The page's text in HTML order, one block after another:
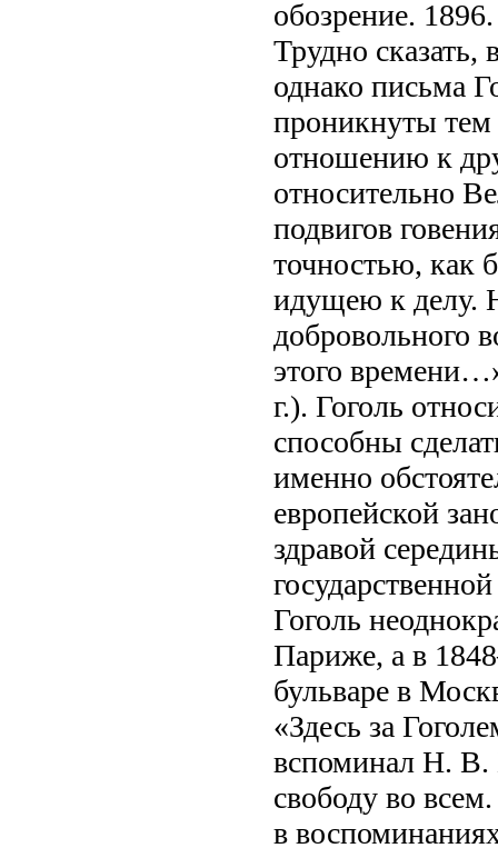
обозрение.
Трудно сказать,
однако письма
проникнуты
отношению к
относительно
подвигов
точностью, как
идущею к делу.
добровольного
этого
г.). Гоголь
способны
именно
европейской
здравой
Гоголь
Париже, а в
бульваре в
«Здесь за
вспоминал Н. В.
свободу во
в